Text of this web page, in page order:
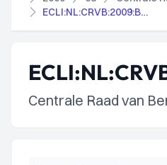
ECLI:NL:CRVB:2009:BH9310
Centrale Raad van